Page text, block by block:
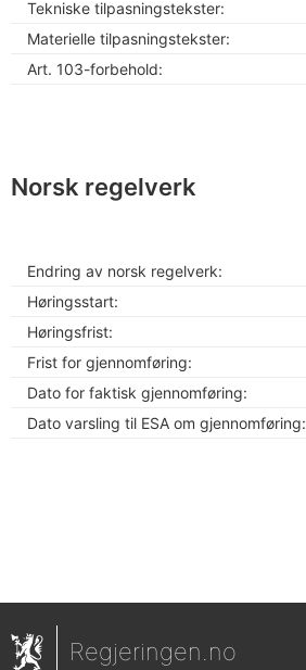
Tekniske tilpasningstekster:
Materielle tilpasningstekster:
Art. 103-forbehold:
Norsk regelverk
Endring av norsk regelverk:
Høringsstart:
Høringsfrist:
Frist for gjennomføring:
Dato for faktisk gjennomføring:
Dato varsling til ESA om gjennomføring:
Regjeringen.no